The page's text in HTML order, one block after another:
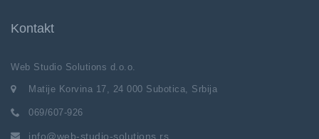
Kontakt
Web Studio Solutions d.o.o.
Matije Korvina 17, 24 000 Subotica, Srbija
069/607-926
info@web-studio-solutions.rs